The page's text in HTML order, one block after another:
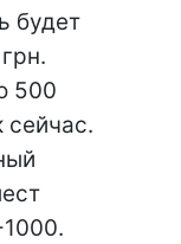
будет
500
сейчас.